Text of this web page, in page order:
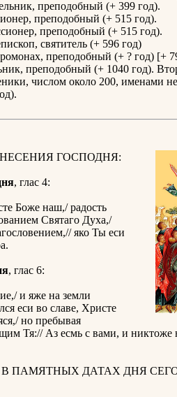
преподобный (+ 399 год).
преподобный (+ 515 год).
преподобный (+ 515 год).
святитель (+ 596 год)
преподобный (+ ? год) [+
преподобный (+ 1040 год).
числом около 200, именами
ГОСПОДНЯ:
, глас 4:
Боже наш,/ радость
Святаго Духа,/
яко Ты еси
, глас 6:
и яже на земли
еси во славе, Христе
но пребывая
Тя:// Аз есмь с вами, и никтоже
ПАМЯТНЫХ ДАТАХ ДНЯ